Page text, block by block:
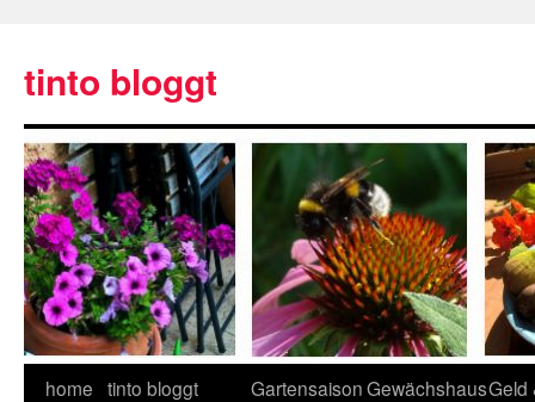
tinto bloggt
home tinto bloggt
GartensaisonGewächshausGeld